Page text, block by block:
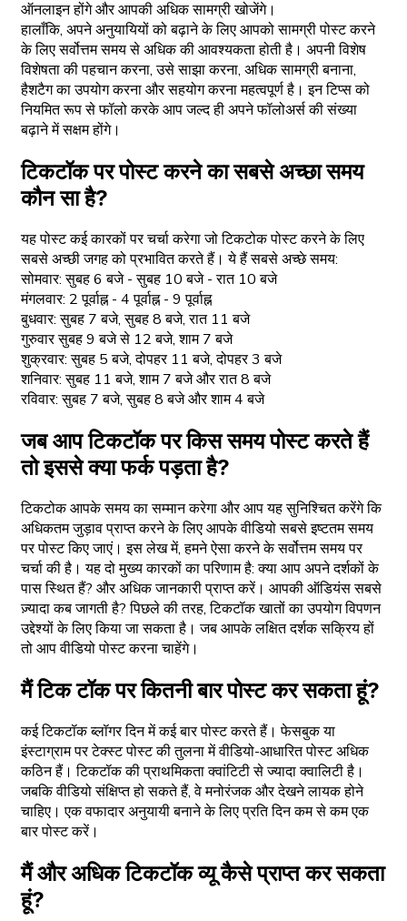
ऑनलाइन होंगे और आपकी अधिक सामग्री खोजेंगे।
हालाँकि, अपने अनुयायियों को बढ़ाने के लिए आपको सामग्री पोस्ट करने
के लिए सर्वोत्तम समय से अधिक की आवश्यकता होती है। अपनी विशेष
विशेषता की पहचान करना, उसे साझा करना, अधिक सामग्री बनाना,
हैशटैग का उपयोग करना और सहयोग करना महत्वपूर्ण है। इन टिप्स को
नियमित रूप से फॉलो करके आप जल्द ही अपने फॉलोअर्स की संख्या
बढ़ाने में सक्षम होंगे।
टिकटॉक पर पोस्ट करने का सबसे अच्छा समय
कौन सा है?
यह पोस्ट कई कारकों पर चर्चा करेगा जो टिकटोक पोस्ट करने के लिए
सबसे अच्छी जगह को प्रभावित करते हैं। ये हैं सबसे अच्छे समय:
सोमवार: सुबह 6 बजे - सुबह 10 बजे - रात 10 बजे
मंगलवार: 2 पूर्वाह्न - 4 पूर्वाह्न - 9 पूर्वाह्न
बुधवार: सुबह 7 बजे, सुबह 8 बजे, रात 11 बजे
गुरुवार सुबह 9 बजे से 12 बजे, शाम 7 बजे
शुक्रवार: सुबह 5 बजे, दोपहर 11 बजे, दोपहर 3 बजे
शनिवार: सुबह 11 बजे, शाम 7 बजे और रात 8 बजे
रविवार: सुबह 7 बजे, सुबह 8 बजे और शाम 4 बजे
जब आप टिकटॉक पर किस समय पोस्ट करते हैं
तो इससे क्या फर्क पड़ता है?
टिकटोक आपके समय का सम्मान करेगा और आप यह सुनिश्चित करेंगे कि
अधिकतम जुड़ाव प्राप्त करने के लिए आपके वीडियो सबसे इष्टतम समय
पर पोस्ट किए जाएं। इस लेख में, हमने ऐसा करने के सर्वोत्तम समय पर
चर्चा की है। यह दो मुख्य कारकों का परिणाम है: क्या आप अपने दर्शकों के
पास स्थित हैं? और अधिक जानकारी प्राप्त करें। आपकी ऑडियंस सबसे
ज़्यादा कब जागती है? पिछले की तरह, टिकटॉक खातों का उपयोग विपणन
उद्देश्यों के लिए किया जा सकता है। जब आपके लक्षित दर्शक सक्रिय हों
तो आप वीडियो पोस्ट करना चाहेंगे।
मैं टिक टॉक पर कितनी बार पोस्ट कर सकता हूं?
कई टिकटॉक ब्लॉगर दिन में कई बार पोस्ट करते हैं। फेसबुक या
इंस्टाग्राम पर टेक्स्ट पोस्ट की तुलना में वीडियो-आधारित पोस्ट अधिक
कठिन हैं। टिकटॉक की प्राथमिकता क्वांटिटी से ज्यादा क्वालिटी है।
जबकि वीडियो संक्षिप्त हो सकते हैं, वे मनोरंजक और देखने लायक होने
चाहिए। एक वफादार अनुयायी बनाने के लिए प्रति दिन कम से कम एक
बार पोस्ट करें।
मैं और अधिक टिकटॉक व्यू कैसे प्राप्त कर सकता
हूं?